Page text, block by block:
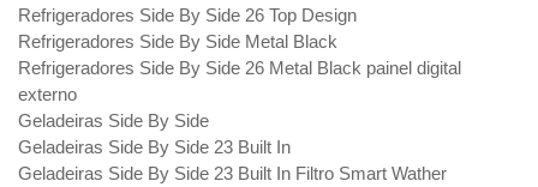
Refrigeradores Side By Side 26 Top Design
Refrigeradores Side By Side Metal Black
Refrigeradores Side By Side 26 Metal Black painel digital
externo
Geladeiras Side By Side
Geladeiras Side By Side 23 Built In
Geladeiras Side By Side 23 Built In Filtro Smart Wather